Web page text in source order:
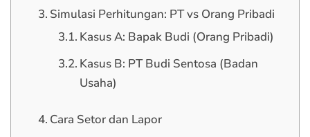
Simulasi Perhitungan: PT vs Orang Pribadi
Kasus A: Bapak Budi (Orang Pribadi)
Kasus B: PT Budi Sentosa (Badan
Usaha)
Cara Setor dan Lapor